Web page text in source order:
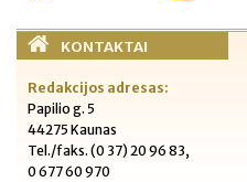
KONTAKTAI
Redakcijos adresas:
Papilio g. 5
44275 Kaunas
Tel./faks. (0 37) 20 96 83,
0 677 60 970